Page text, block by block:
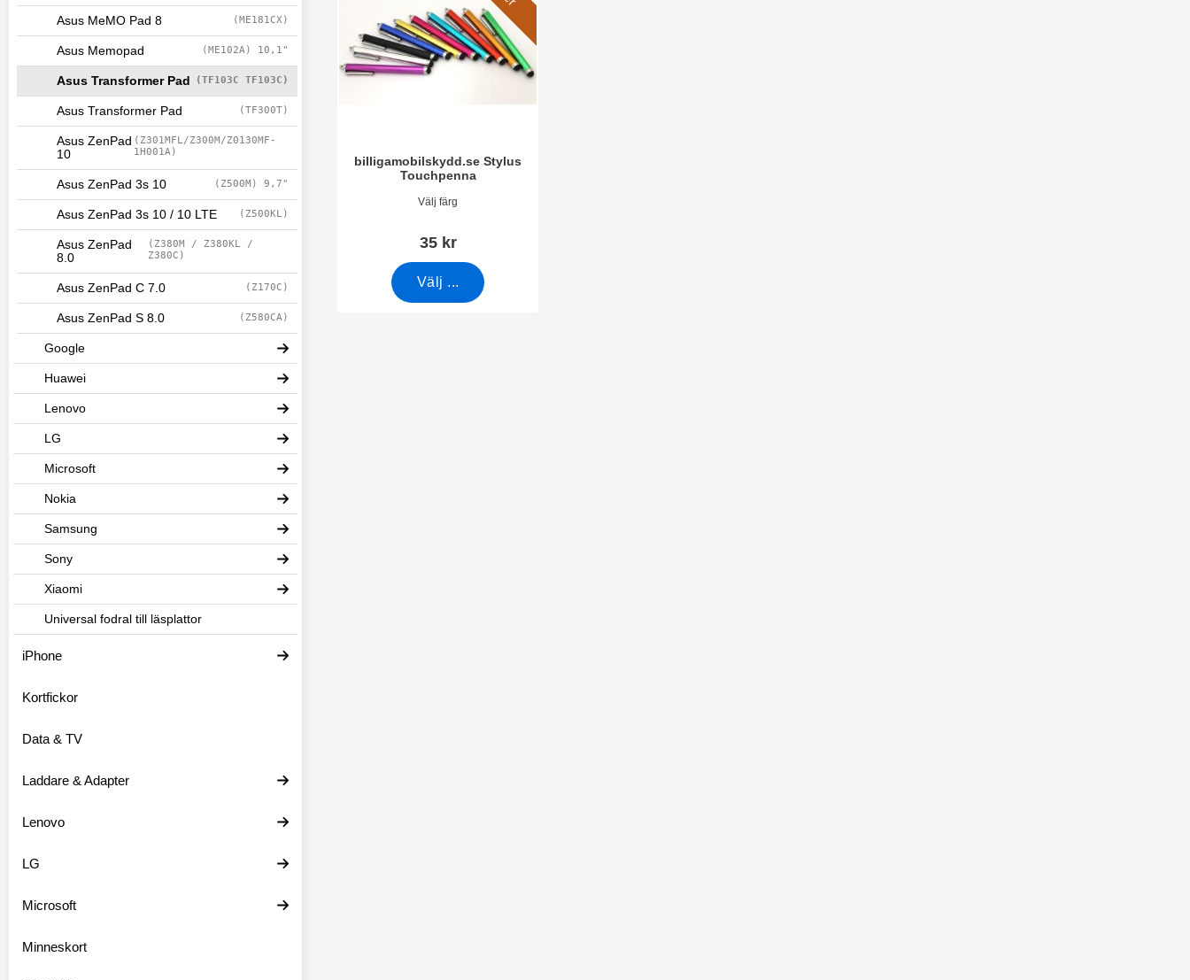
Asus MeMO Pad 8 (ME181CX)
Asus Memopad (ME102A) 10,1"
Asus Transformer Pad (TF103C TF103C)
Asus Transformer Pad (TF300T)
Asus ZenPad
10
(Z301MFL/Z300M/Z0130MF-
1H001A)
Asus ZenPad 3s 10 (Z500M) 9,7"
Asus ZenPad 3s 10 / 10 LTE (Z500KL)
Asus ZenPad
8.0
(Z380M / Z380KL /
Z380C)
Asus ZenPad C 7.0 (Z170C)
Asus ZenPad S 8.0 (Z580CA)
Google
Huawei
Lenovo
LG
Microsoft
Nokia
Samsung
Sony
Xiaomi
Universal fodral till läsplattor
iPhone
Kortfickor
Data & TV
Laddare & Adapter
Lenovo
LG
Microsoft
Minneskort
t
billigamobilskydd.se Stylus
Touchpenna
Välj färg
35 kr
Välj ...